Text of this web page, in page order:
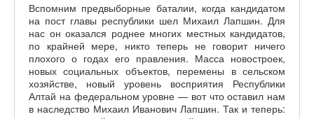
Вспомним предвыборные баталии, когда кандидатом
на пост главы республики шел Михаил Лапшин. Для
нас он оказался роднее многих местных кандидатов,
по крайней мере, никто теперь не говорит ничего
плохого о годах его правления. Масса новостроек,
новых социальных объектов, перемены в сельском
хозяйстве, новый уровень восприятия Республики
Алтай на федеральном уровне — вот что оставил нам
в наследство Михаил Иванович Лапшин. Так и теперь: